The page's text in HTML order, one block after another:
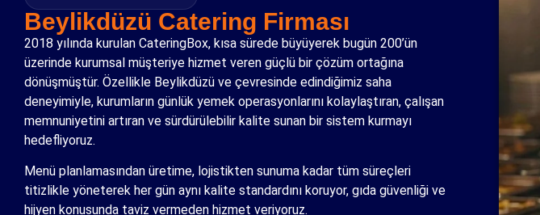
Beylikdüzü Catering Firması
2018 yılında kurulan CateringBox, kısa sürede büyüyerek bugün 200’ün
üzerinde kurumsal müşteriye hizmet veren güçlü bir çözüm ortağına
dönüşmüştür. Özellikle Beylikdüzü ve çevresinde edindiğimiz saha
deneyimiyle, kurumların günlük yemek operasyonlarını kolaylaştıran, çalışan
memnuniyetini artıran ve sürdürülebilir kalite sunan bir sistem kurmayı
hedefliyoruz.
Menü planlamasından üretime, lojistikten sunuma kadar tüm süreçleri
titizlikle yöneterek her gün aynı kalite standardını koruyor, gıda güvenliği ve
hijyen konusunda taviz vermeden hizmet veriyoruz.